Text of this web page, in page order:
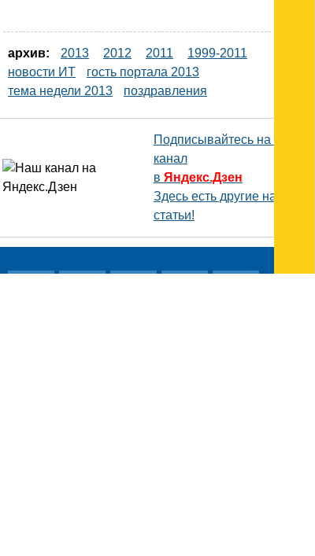
архив: 2013 2012 2011
1999-2011
новости ИТ
гость портала 2013
тема недели 2013
поздравления
Подписывайтесь на наш
канал
в Яндекс.Дзен
Здесь есть другие наши
статьи!